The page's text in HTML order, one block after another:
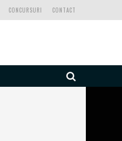
CONTACT
CONCURSURI